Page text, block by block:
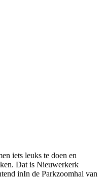
iets leuks te doen en
Dat is Nieuwerkerk
inIn de Parkzoomhal van